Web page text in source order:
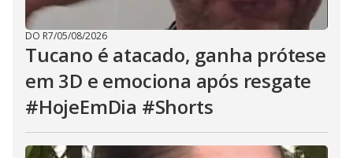
DO R7/05/08/2026
Tucano é atacado, ganha prótese
em 3D e emociona após resgate
#HojeEmDia #Shorts